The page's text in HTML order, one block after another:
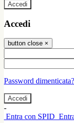
Accedi
Accedi
button close ×
Password dimenticata?
-
Entra con SPID